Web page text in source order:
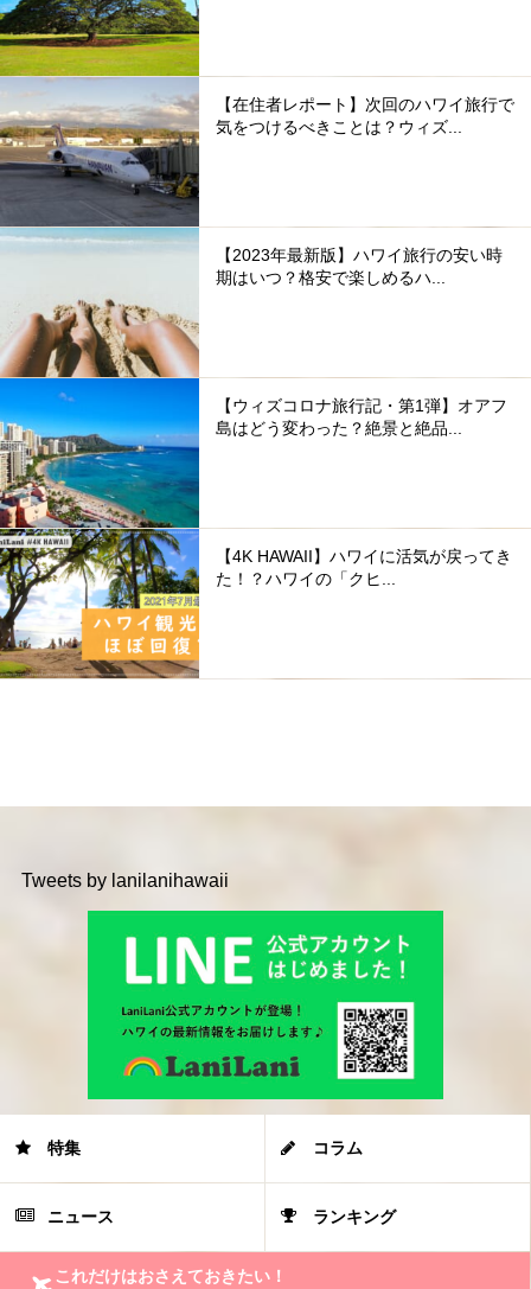
【在住者レポート】次回のハワイ旅行で
気をつけるべきことは？ウィズ...
【2023年最新版】ハワイ旅行の安い時
期はいつ？格安で楽しめるハ...
【ウィズコロナ旅行記・第1弾】オアフ
島はどう変わった？絶景と絶品...
【4K HAWAII】ハワイに活気が戻ってき
た！？ハワイの「クヒ...
Tweets by lanilanihawaii
特集 コラム
ニュース ランキング
これだけはおさえておきたい！